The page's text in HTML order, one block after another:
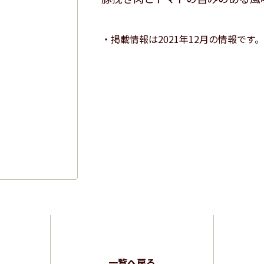
掲載情報は2021年12月の情報です。